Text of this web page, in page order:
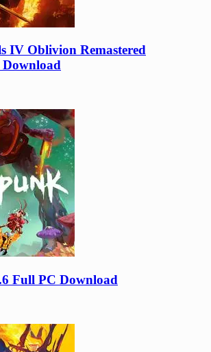
IV Oblivion Remastered
Download
Full PC Download